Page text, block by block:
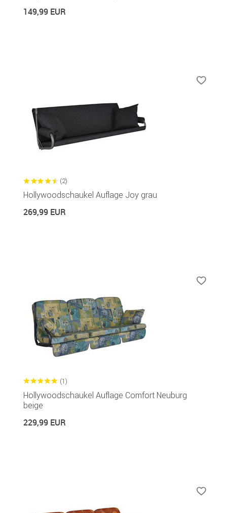
149,99 EUR
(2)
Hollywoodschaukel Auflage Joy grau
269,99 EUR
(1)
Hollywoodschaukel Auflage Comfort Neuburg
beige
229,99 EUR